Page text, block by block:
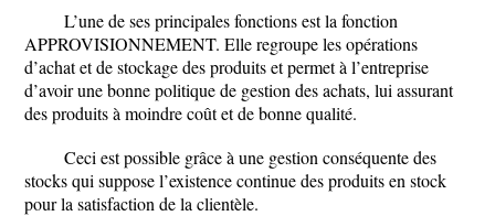
L’une de ses principales fonctions est la fonction
APPROVISIONNEMENT. Elle regroupe les opérations
d’achat et de stockage des produits et permet à l’entreprise
d’avoir une bonne politique de gestion des achats, lui assurant
des produits à moindre coût et de bonne qualité.
Ceci est possible grâce à une gestion conséquente des
stocks qui suppose l’existence continue des produits en stock
pour la satisfaction de la clientèle.